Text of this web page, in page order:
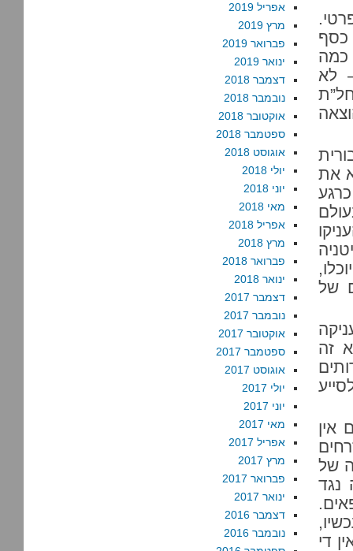
כסף
כמה
לא
את
של
זה
אין
של
נגד
די
אפריל 2019
מרץ 2019
פברואר 2019
ינואר 2019
דצמבר 2018
נובמבר 2018
אוקטובר 2018
ספטמבר 2018
אוגוסט 2018
יולי 2018
יוני 2018
מאי 2018
אפריל 2018
מרץ 2018
פברואר 2018
ינואר 2018
דצמבר 2017
נובמבר 2017
אוקטובר 2017
ספטמבר 2017
אוגוסט 2017
יולי 2017
יוני 2017
מאי 2017
אפריל 2017
מרץ 2017
פברואר 2017
ינואר 2017
דצמבר 2016
נובמבר 2016